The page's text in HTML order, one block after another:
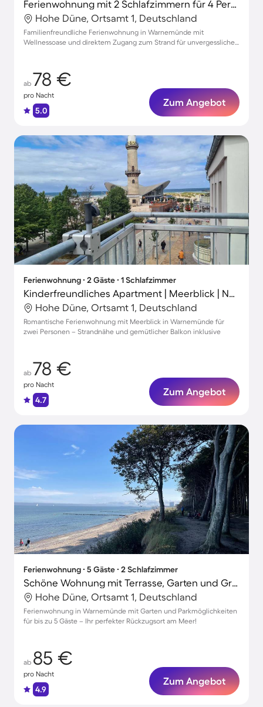
Ferienwohnung mit 2 Schlafzimmern für 4 Personen
Hohe Düne, Ortsamt 1, Deutschland
Familienfreundliche Ferienwohnung in Warnemünde mit
Wellnessoase und direktem Zugang zum Strand für unvergessliche
ab 78 €
pro Nacht
5.0
Zum Angebot
Ferienwohnung ∙ 2 Gäste ∙ 1 Schlafzimmer
Kinderfreundliches Apartment | Meerblick | Nah am Strand
Hohe Düne, Ortsamt 1, Deutschland
Romantische Ferienwohnung mit Meerblick in Warnemünde für
zwei Personen – Strandnähe und gemütlicher Balkon inklusive
ab 78 €
pro Nacht
4.7
Zum Angebot
Ferienwohnung ∙ 5 Gäste ∙ 2 Schlafzimmer
Schöne Wohnung mit Terrasse, Garten und Grill | Strand in der Nähe
Hohe Düne, Ortsamt 1, Deutschland
Ferienwohnung in Warnemünde mit Garten und Parkmöglichkeiten
für bis zu 5 Gäste – Ihr perfekter Rückzugsort am Meer!
ab 85 €
pro Nacht
4.9
Zum Angebot